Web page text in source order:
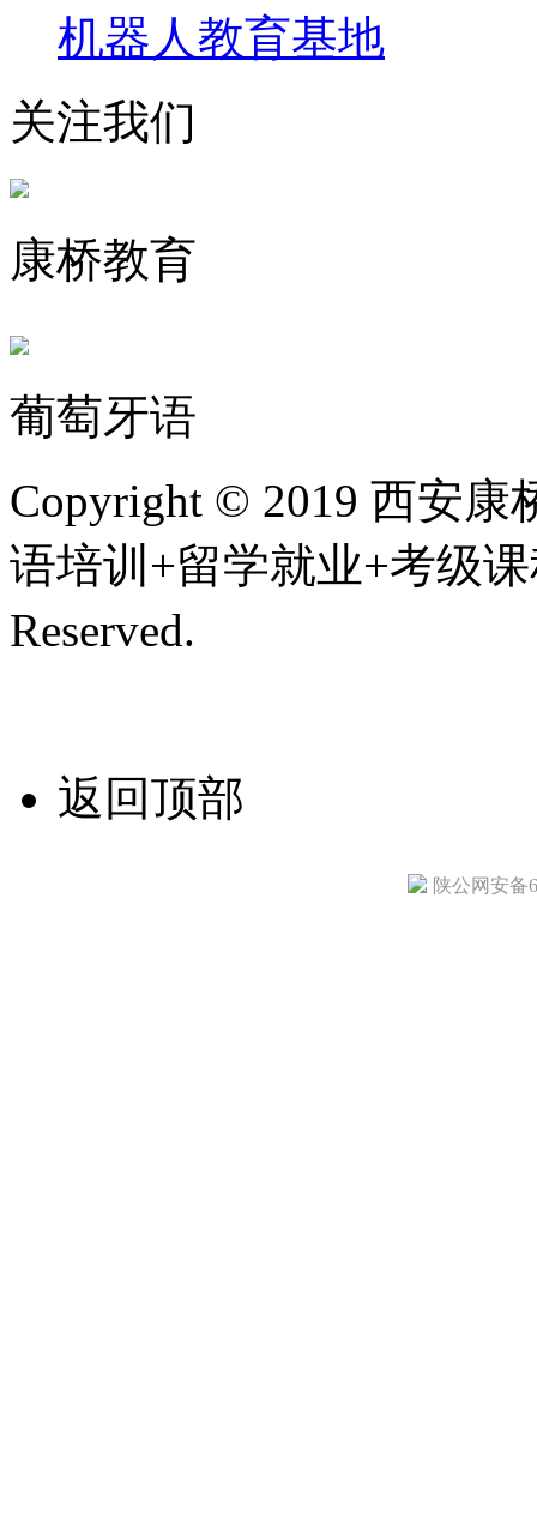
机器人教育基地
关注我们
康桥教育
葡萄牙语
Copyright © 2019 西安
语培训+留学就业+考级
Reserved.
返回顶部
陕公网安备